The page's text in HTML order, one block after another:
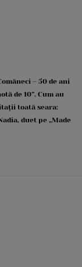
– 50 de ani
de 10”. Cum au
toată seara:
duet pe „Made